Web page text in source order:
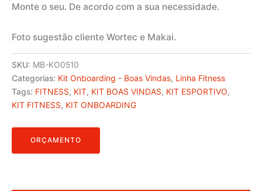
Monte o seu. De acordo com a sua necessidade.
Foto sugestão cliente Wortec e Makai.
SKU: MB-KO0510
Categorias: Kit Onboarding - Boas Vindas, Linha Fitness
Tags: FITNESS, KIT, KIT BOAS VINDAS, KIT ESPORTIVO,
KIT FITNESS, KIT ONBOARDING
ORÇAMENTO